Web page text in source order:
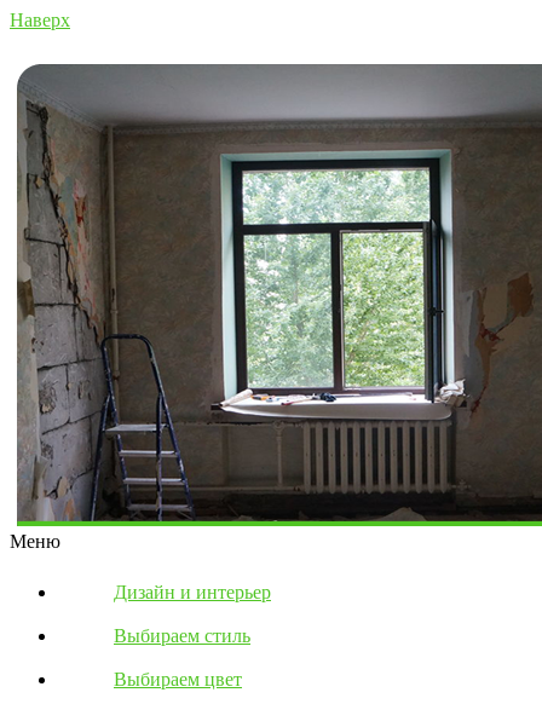
Наверх
Меню
Дизайн и интерьер
Выбираем стиль
Выбираем цвет